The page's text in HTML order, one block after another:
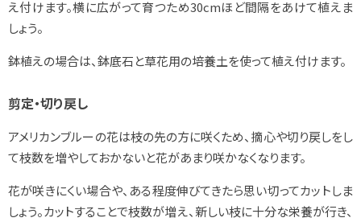
え付けます。横に広がって育つため30cmほど間隔をあけて植えま
しょう。
鉢植えの場合は、鉢底石と草花用の培養土を使って植え付けます。
剪定・切り戻し
アメリカンブルーの花は枝の先の方に咲くため、摘心や切り戻しをし
て枝数を増やしておかないと花があまり咲かなくなります。
花が咲きにくい場合や、ある程度伸びてきたら思い切ってカットしま
しょう。カットすることで枝数が増え、新しい枝に十分な栄養が行き、